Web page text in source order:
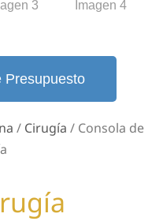
Presupuesto
/ Cirugía / Consola de